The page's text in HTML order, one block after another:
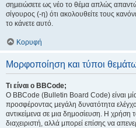
σημειώσετε ως νέο το θέμα απλώς
σίγουρος (-η) ότι ακολουθείτε τους
το κάνετε αυτό.
Κορυφή
Μορφοποίηση και τύποι
Τι είναι ο BBCode;
Ο BBCode (Bulletin Board Code) είναι
προσφέροντας μεγάλη δυνατότητα
αντικείμενα σε μια δημοσίευση. Η χρήση
διαχειριστή, αλλά μπορεί επίσης να